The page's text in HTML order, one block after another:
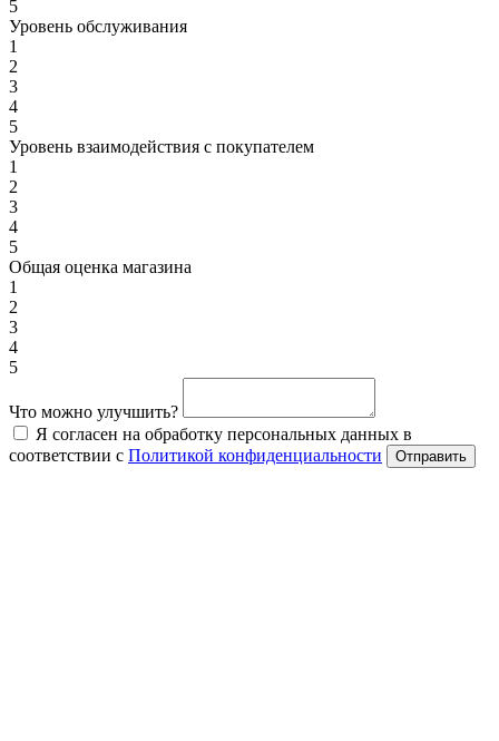
5
Уровень обслуживания
1
2
3
4
5
Уровень взаимодействия с покупателем
1
2
3
4
5
Общая оценка магазина
1
2
3
4
5
Что можно улучшить?
Я согласен на обработку персональных данных в
соответствии с Политикой конфиденциальности Отправить